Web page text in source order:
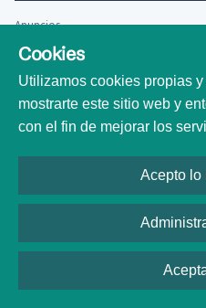
Anuncios
BBS Markets — ¡Opere CFDs en
MT5!
Brokers de Forex
Cookies
Utilizamos cookies propias
mostrarte este sitio web y
con el fin de mejorar los
Acepto lo